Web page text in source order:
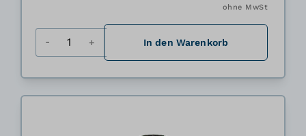
ohne MwSt
In den Warenkorb